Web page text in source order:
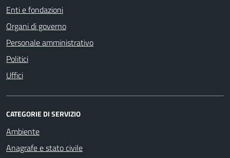
Enti e fondazioni
Organi di governo
Personale amministrativo
Politici
Uffici
CATEGORIE DI SERVIZIO
Ambiente
Anagrafe e stato civile